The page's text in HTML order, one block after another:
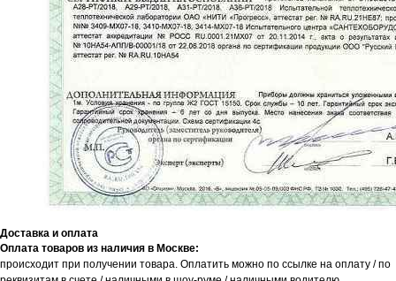
Доставка и оплата
Оплата товаров из наличия в Москве:
происходит при получении товара. Оплатить можно по ссылке на оплату / по